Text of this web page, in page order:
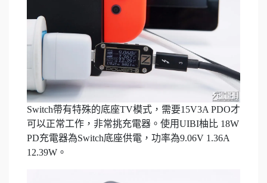
Switch帶有特殊的底座TV模式，需要15V3A PDO才
可以正常工作，非常挑充電器。使用UIBI柚比 18W
PD充電器為Switch底座供電，功率為9.06V 1.36A
12.39W。